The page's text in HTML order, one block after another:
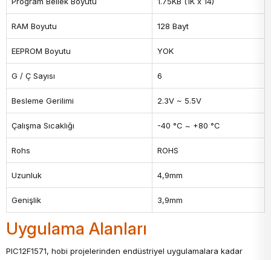
RAM Boyutu 128 Bayt
EEPROM Boyutu YOK
G / Ç Sayısı 6
Besleme Gerilimi 2.3V ~ 5.5V
Çalışma Sıcaklığı -40 °C ~ +80 °C
Rohs ROHS
Uzunluk 4,9mm
Genişlik 3,9mm
Uygulama Alanları
PIC12F1571, hobi projelerinden endüstriyel uygulamalara kadar